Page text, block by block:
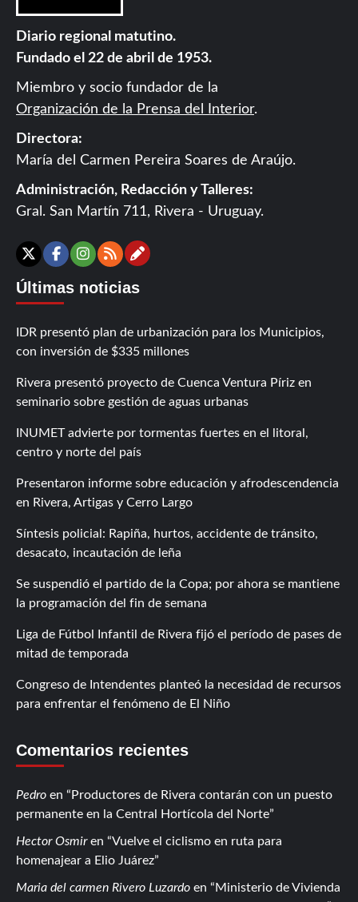
Diario regional matutino.
Fundado el 22 de abril de 1953.
Miembro y socio fundador de la
Organización de la Prensa del Interior.
Directora:
María del Carmen Pereira Soares de Araújo.
Administración, Redacción y Talleres:
Gral. San Martín 711, Rivera - Uruguay.
X Facebook
Instagram
RSSContáctanos
Últimas noticias
IDR presentó plan de urbanización para los Municipios,
con inversión de $335 millones
Rivera presentó proyecto de Cuenca Ventura Píriz en
seminario sobre gestión de aguas urbanas
INUMET advierte por tormentas fuertes en el litoral,
centro y norte del país
Presentaron informe sobre educación y afrodescendencia
en Rivera, Artigas y Cerro Largo
Síntesis policial: Rapiña, hurtos, accidente de tránsito,
desacato, incautación de leña
Se suspendió el partido de la Copa; por ahora se mantiene
la programación del fin de semana
Liga de Fútbol Infantil de Rivera fijó el período de pases de
mitad de temporada
Congreso de Intendentes planteó la necesidad de recursos
para enfrentar el fenómeno de El Niño
Comentarios recientes
Pedro en
Productores de Rivera contarán con un puesto
permanente en la Central Hortícola del Norte
Hector Osmiren
Vuelve el ciclismo en ruta para
homenajear a Elio Juárez
Maria del carmen Rivero Luzardo en
Ministerio de Vivienda